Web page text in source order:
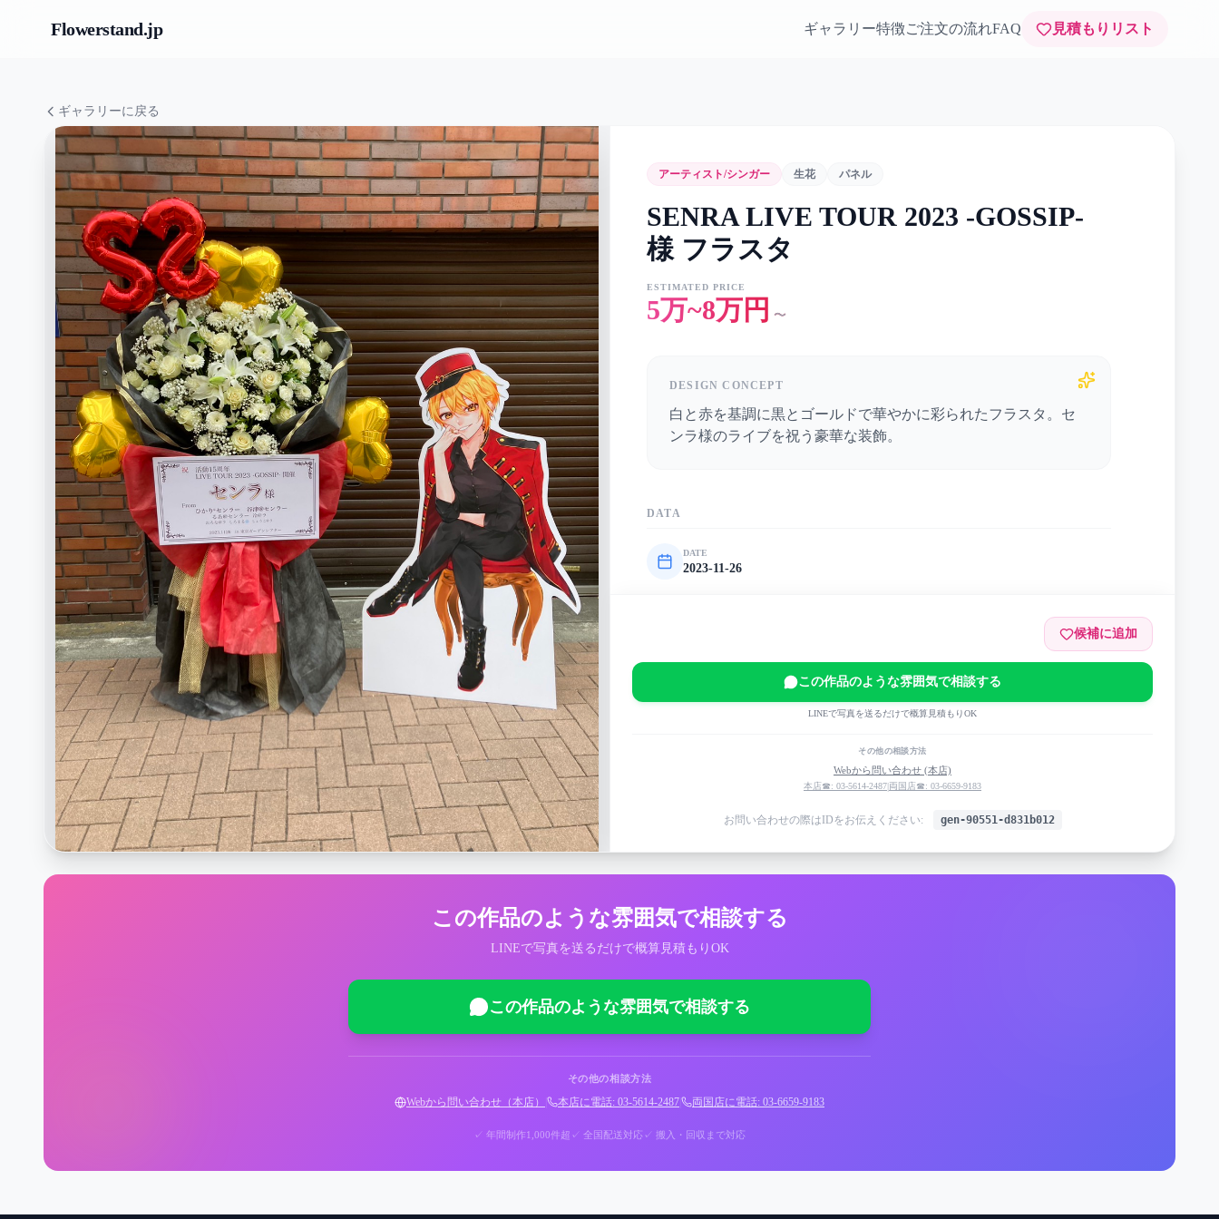
Flowerstand.jp ギャラリー特徴ご注文の流れFAQ 見積もりリスト
ギャラリーに戻る
アーティスト/シンガー 生花 パネル
SENRA LIVE TOUR 2023 -GOSSIP-
様 フラスタ
ESTIMATED PRICE
5万~8万円 〜
DESIGN CONCEPT
白と赤を基調に黒とゴールドで華やかに彩られたフラスタ。セ
ンラ様のライブを祝う豪華な装飾。
DATA
DATE
2023-11-26
MAIN COLOR
候補に追加
この作品のような雰囲気で相談する
LINEで写真を送るだけで概算見積もりOK
その他の相談方法
Webから問い合わせ (本店)
本店☎: 03-5614-2487|両国店☎: 03-6659-9183
お問い合わせの際はIDをお伝えください: gen-90551-d831b012
この作品のような雰囲気で相談する
LINEで写真を送るだけで概算見積もりOK
この作品のような雰囲気で相談する
その他の相談方法
Webから問い合わせ（本店） 本店に電話: 03-5614-2487 両国店に電話: 03-6659-9183
✓ 年間制作1,000件超 ✓ 全国配送対応✓ 搬入・回収まで対応